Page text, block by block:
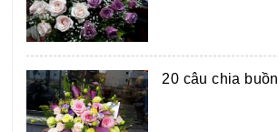
20 câu chia buồn